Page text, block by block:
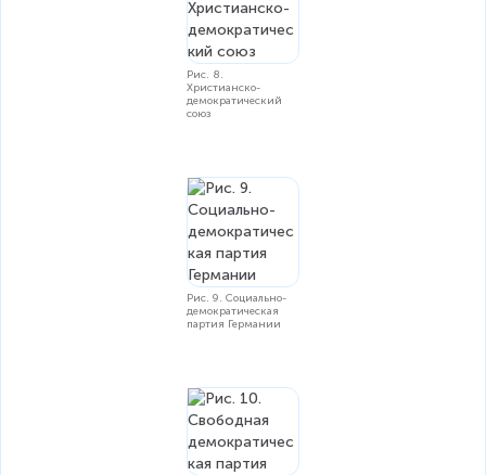
Рис. 8.
Христианско-
демократический
союз
Рис. 9. Социально-
демократическая
партия Германии